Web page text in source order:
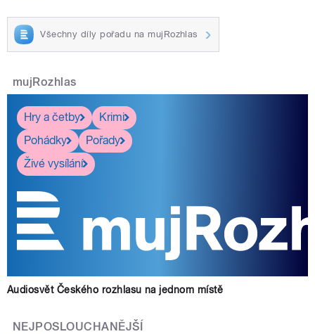
Všechny díly pořadu na mujRozhlas
mujRozhlas
Hry a četby
Krimi
Pohádky
Pořady
Živé vysílání
Audiosvět Českého rozhlasu na jednom místě
NEJPOSLOUCHANĚJŠÍ